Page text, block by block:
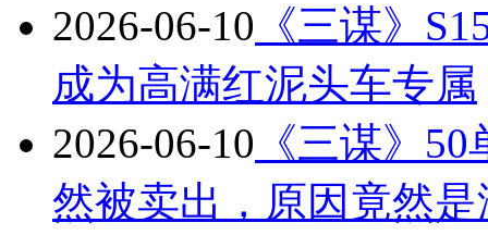
2026-06-10 《三谋》
成为高满红泥头车专属
2026-06-10 《三谋》
然被卖出，原因竟然